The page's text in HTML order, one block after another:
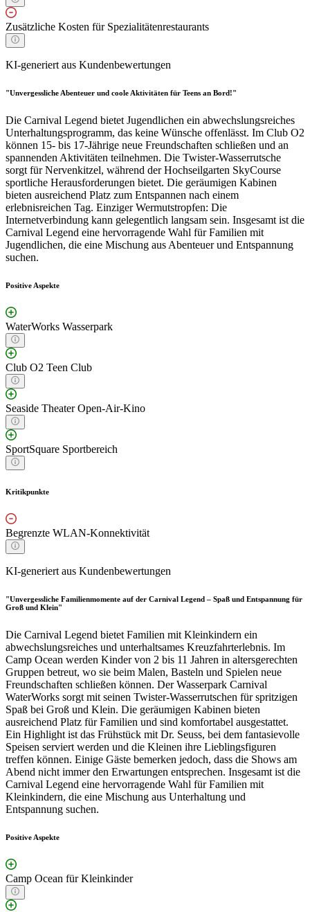
Zusätzliche Kosten für Spezialitätenrestaurants
KI-generiert aus Kundenbewertungen
"Unvergessliche Abenteuer und coole Aktivitäten für Teens an Bord!"
Die Carnival Legend bietet Jugendlichen ein abwechslungsreiches
Unterhaltungsprogramm, das keine Wünsche offenlässt. Im Club O2
können 15- bis 17-Jährige neue Freundschaften schließen und an
spannenden Aktivitäten teilnehmen. Die Twister-Wasserrutsche
sorgt für Nervenkitzel, während der Hochseilgarten SkyCourse
sportliche Herausforderungen bietet. Die geräumigen Kabinen
bieten ausreichend Platz zum Entspannen nach einem
erlebnisreichen Tag. Einziger Wermutstropfen: Die
Internetverbindung kann gelegentlich langsam sein. Insgesamt ist die
Carnival Legend eine hervorragende Wahl für Familien mit
Jugendlichen, die eine Mischung aus Abenteuer und Entspannung
suchen.
Positive Aspekte
WaterWorks Wasserpark
Club O2 Teen Club
Seaside Theater Open-Air-Kino
SportSquare Sportbereich
Kritikpunkte
Begrenzte WLAN-Konnektivität
KI-generiert aus Kundenbewertungen
"Unvergessliche Familienmomente auf der Carnival Legend – Spaß und Entspannung für
Groß und Klein"
Die Carnival Legend bietet Familien mit Kleinkindern ein
abwechslungsreiches und unterhaltsames Kreuzfahrterlebnis. Im
Camp Ocean werden Kinder von 2 bis 11 Jahren in altersgerechten
Gruppen betreut, wo sie beim Malen, Basteln und Spielen neue
Freundschaften schließen können. Der Wasserpark Carnival
WaterWorks sorgt mit seinen Twister-Wasserrutschen für spritzigen
Spaß bei Groß und Klein. Die geräumigen Kabinen bieten
ausreichend Platz für Familien und sind komfortabel ausgestattet.
Ein Highlight ist das Frühstück mit Dr. Seuss, bei dem fantasievolle
Speisen serviert werden und die Kleinen ihre Lieblingsfiguren
treffen können. Einige Gäste bemerken jedoch, dass die Shows am
Abend nicht immer den Erwartungen entsprechen. Insgesamt ist die
Carnival Legend eine hervorragende Wahl für Familien mit
Kleinkindern, die eine Mischung aus Unterhaltung und
Entspannung suchen.
Positive Aspekte
Camp Ocean für Kleinkinder